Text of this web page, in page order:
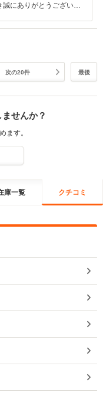
お付き合いいただければ
次の20件 最後
せんか？
ます。
庫一覧 クチコミ